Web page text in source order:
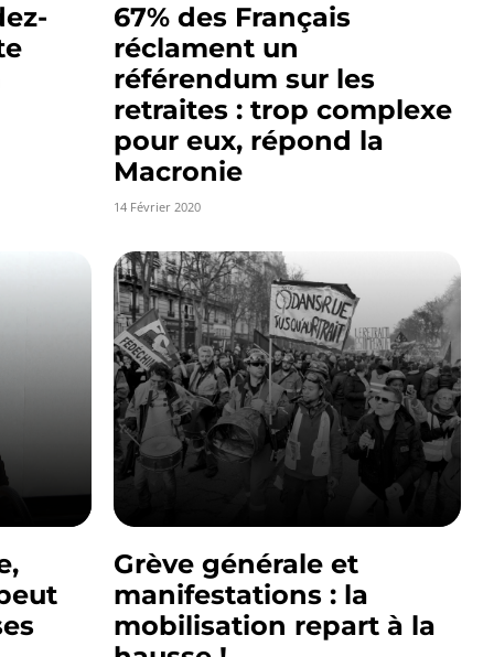
67% des Français
réclament un
référendum sur les
retraites : trop complexe
pour eux, répond la
Macronie
14 Février 2020
Grève générale et
manifestations : la
mobilisation repart à la